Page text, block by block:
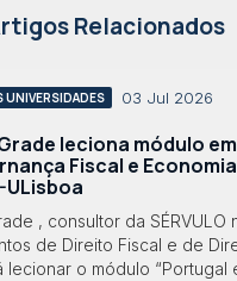
Relacionados
UNIVERSIDADES 03 Jul 2026
leciona módulo
Fiscal e
ULisboa
, consultor da SÉRVULO
de Direito Fiscal e de
lecionar o módulo “Portugal